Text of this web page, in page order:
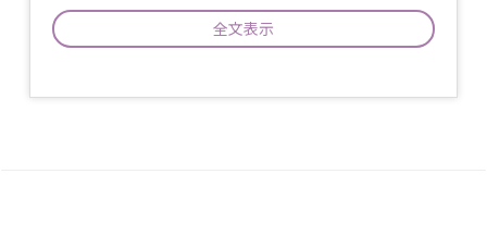
全文表示
心地の良い呼吸とともに、カラダ・ココ